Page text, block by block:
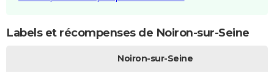
Labels et récompenses de Noiron-sur-Seine
Noiron-sur-Seine